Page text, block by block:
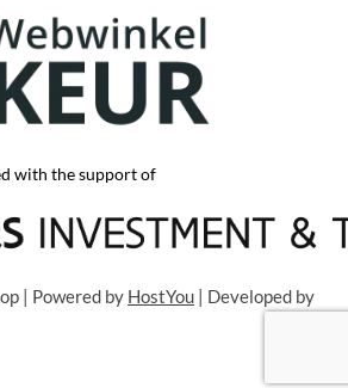
with the support of
| Powered by HostYou | Developed by